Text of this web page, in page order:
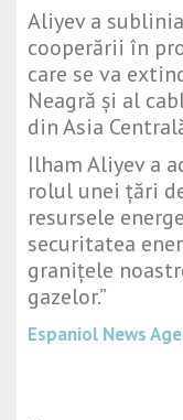
Aliyev a
cooperării în
care se va
Neagră și al
din Asia
Ilham Aliyev a
rolul unei țări
resursele
securitatea
granițele
gazelor.”
Espaniol News